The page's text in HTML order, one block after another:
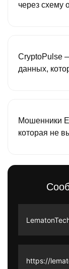
через схему
CryptoPulse
данных,
Мошенники
которая не